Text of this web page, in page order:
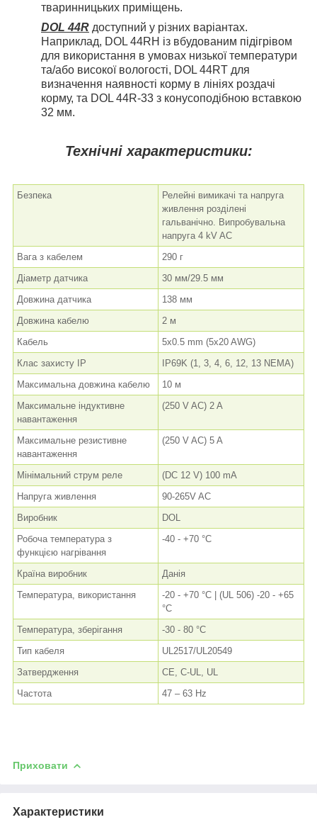
тваринницьких приміщень.
DOL 44R доступний у різних варіантах.
Наприклад, DOL 44RH із вбудованим підігрівом
для використання в умовах низької температури
та/або високої вологості, DOL 44RT для
визначення наявності корму в лініях роздачі
корму, та DOL 44R-33 з конусоподібною вставкою
32 мм.
Технічні характеристики:
Безпека
Релейні вимикачі та напруга
живлення розділені
гальванічно. Випробувальна
напруга 4 kV AC
Вага з кабелем
290 г
Діаметр датчика
30 мм/29.5 мм
Довжина датчика
138 мм
Довжина кабелю
2 м
Кабель
5x0.5 mm (5x20 AWG)
Клас захисту IP
IP69K (1, 3, 4, 6, 12, 13 NEMA)
Максимальна довжина кабелю
10 м
Максимальне індуктивне
навантаження
(250 V AC) 2 A
Максимальне резистивне
навантаження
(250 V AC) 5 A
Мінімальний струм реле
(DC 12 V) 100 mA
Напруга живлення
90-265V AC
Виробник
DOL
Робоча температура з
функцією нагрівання
-40 - +70 °C
Країна виробник
Данія
Температура, використання
-20 - +70 °C | (UL 506) -20 - +65
°C
Температура, зберігання
-30 - 80 °C
Тип кабеля
UL2517/UL20549
Затвердження
CE, C-UL, UL
Частота
47 – 63 Hz
Приховати
Характеристики